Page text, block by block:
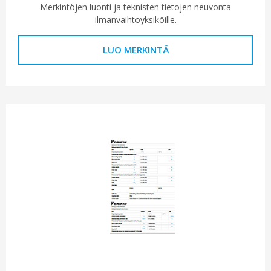
Merkintöjen luonti ja teknisten tietojen neuvonta
ilmanvaihtoyksiköille.
LUO MERKINTÄ